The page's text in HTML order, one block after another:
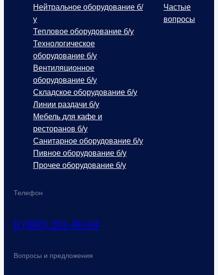
Телефон
8 (800) 201-80-04
Вопросы и предложения
Нейтральное оборудование б/
у
Тепловое оборудование б/у
Технологическое
оборудование б/у
Вентиляционное
оборудование б/у
Складское оборудование б/у
Линии раздачи б/у
Мебель для кафе и
ресторанов б/у
Санитарное оборудование б/у
Пивное оборудование б/у
Прочее оборудование б/у
Частые
вопросы